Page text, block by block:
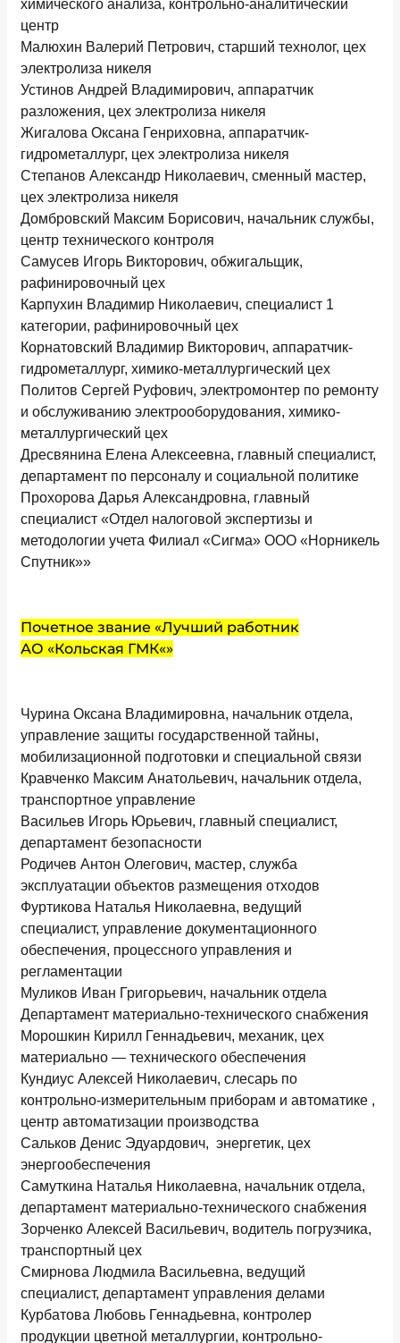
химического анализа, контрольно-аналитический
центр
Малюхин Валерий Петрович, старший технолог, цех
электролиза никеля
Устинов Андрей Владимирович, аппаратчик
разложения, цех электролиза никеля
Жигалова Оксана Генриховна, аппаратчик-
гидрометаллург, цех электролиза никеля
Степанов Александр Николаевич, сменный мастер,
цех электролиза никеля
Домбровский Максим Борисович, начальник службы,
центр технического контроля
Самусев Игорь Викторович, обжигальщик,
рафинировочный цех
Карпухин Владимир Николаевич, специалист 1
категории, рафинировочный цех
Корнатовский Владимир Викторович, аппаратчик-
гидрометаллург, химико-металлургический цех
Политов Сергей Руфович, электромонтер по ремонту
и обслуживанию электрооборудования, химико-
металлургический цех
Дресвянина Елена Алексеевна, главный специалист,
департамент по персоналу и социальной политике
Прохорова Дарья Александровна, главный
специалист «Отдел налоговой экспертизы и
методологии учета Филиал «Сигма» ООО «Норникель
Спутник»»
Почетное звание «Лучший работник
АО «Кольская ГМК«»
Чурина Оксана Владимировна, начальник отдела,
управление защиты государственной тайны,
мобилизационной подготовки и специальной связи
Кравченко Максим Анатольевич, начальник отдела,
транспортное управление
Васильев Игорь Юрьевич, главный специалист,
департамент безопасности
Родичев Антон Олегович, мастер, служба
эксплуатации объектов размещения отходов
Фуртикова Наталья Николаевна, ведущий
специалист, управление документационного
обеспечения, процессного управления и
регламентации
Муликов Иван Григорьевич, начальник отдела
Департамент материально-технического снабжения
Морошкин Кирилл Геннадьевич, механик, цех
материально — технического обеспечения
Кундиус Алексей Николаевич, слесарь по
контрольно-измерительным приборам и автоматике ,
центр автоматизации производства
Сальков Денис Эдуардович, энергетик, цех
энергообеспечения
Самуткина Наталья Николаевна, начальник отдела,
департамент материально-технического снабжения
Зорченко Алексей Васильевич, водитель погрузчика,
транспортный цех
Смирнова Людмила Васильевна, ведущий
специалист, департамент управления делами
Курбатова Любовь Геннадьевна, контролер
продукции цветной металлургии, контрольно-